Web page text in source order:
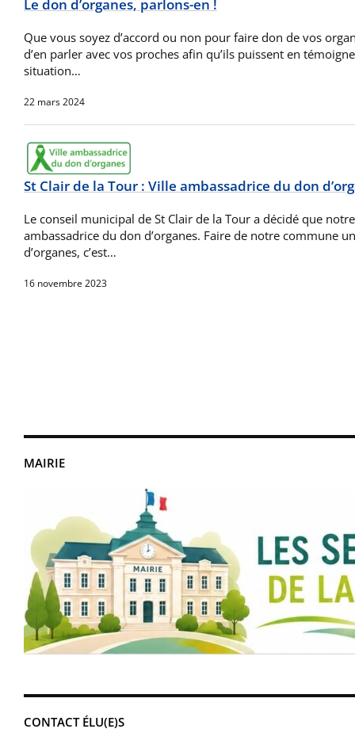
MAIRIE
CONTACT ÉLU(E)S
Le don d’organes, parlons-en !
Que vous soyez d’accord ou non pour faire don de vos
d’en parler avec vos proches afin qu’ils puissent en
situation…
22 mars 2024
St Clair de la Tour : Ville ambassadrice du don
Le conseil municipal de St Clair de la Tour a décidé que
ambassadrice du don d’organes. Faire de notre commune
d’organes, c’est…
16 novembre 2023